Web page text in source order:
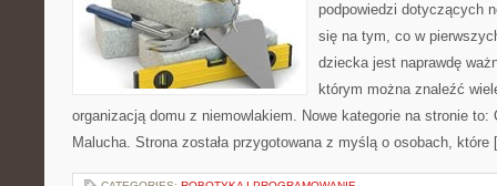
podpowiedzi dotyczących
się na tym, co w
dziecka jest naprawdę
którym można znaleźć
organizacją domu z niemowlakiem. Nowe kategorie na stronie
Malucha. Strona została przygotowana z myślą o osobach,